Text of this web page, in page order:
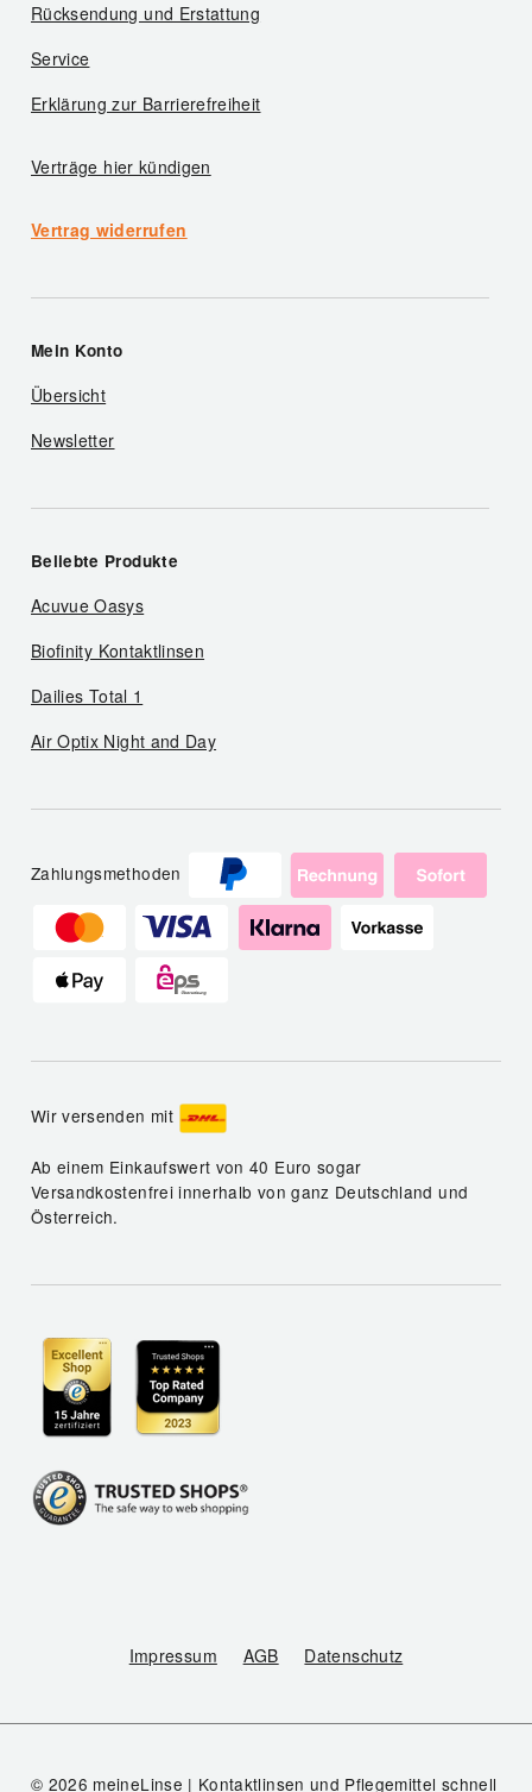
Rücksendung und Erstattung
Service
Erklärung zur Barrierefreiheit
Verträge hier kündigen
Vertrag widerrufen
Mein Konto
Übersicht
Newsletter
Beliebte Produkte
Acuvue Oasys
Biofinity Kontaktlinsen
Dailies Total 1
Air Optix Night and Day
Zahlungsmethoden
Wir versenden mit
Ab einem Einkaufswert von 40 Euro sogar
Versandkostenfrei innerhalb von ganz Deutschland und
Österreich.
Impressum AGB Datenschutz
© 2026 meineLinse | Kontaktlinsen und Pflegemittel schnell